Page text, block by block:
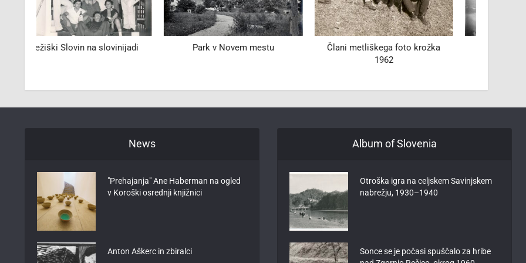
Park v Novem mestu
Člani metliškega foto krožka
Smučanje na Ptuju
News
"Prehajanja" Ane Haberman na ogled
v Koroški osrednji knjižnici
Anton Aškerc in zbiralci
Album of Slovenia
Otroška igra na celjskem Savinjskem
nabrežju, 1930–1940
Sonce se je počasi spuščalo za hribe